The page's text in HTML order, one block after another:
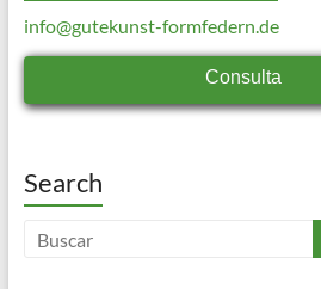
info@gutekunst-formfedern.de
Consulta
Search